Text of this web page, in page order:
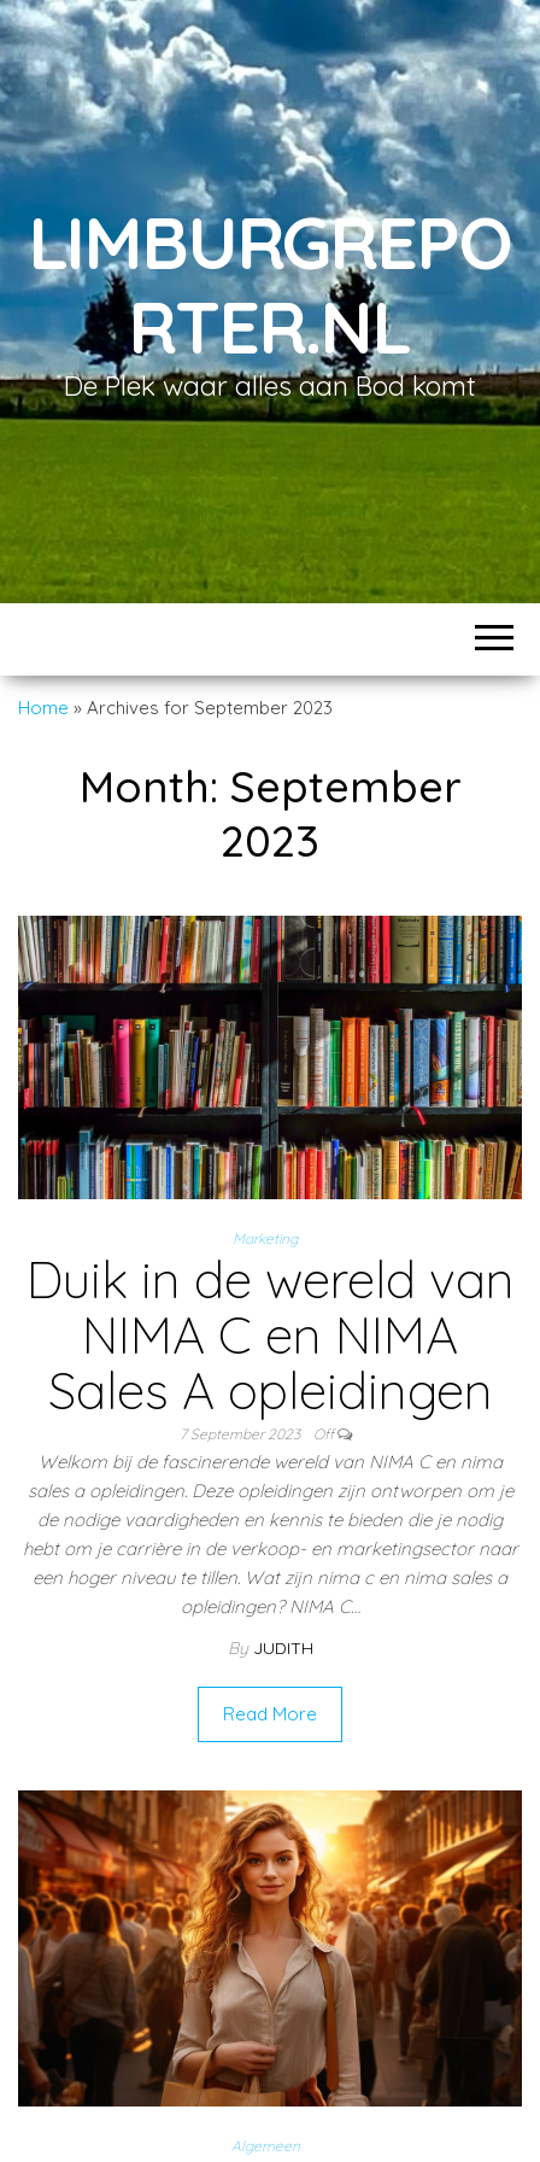
LIMBURGREPO
RTER.NL
De Plek waar alles aan Bod komt
Home » Archives for September 2023
Month: September
2023
Marketing
Duik in de wereld van
NIMA C en NIMA
Sales A opleidingen
7 September 2023 Off
Welkom bij de fascinerende wereld van NIMA C en nima
sales a opleidingen. Deze opleidingen zijn ontworpen om je
de nodige vaardigheden en kennis te bieden die je nodig
hebt om je carrière in de verkoop- en marketingsector naar
een hoger niveau te tillen. Wat zijn nima c en nima sales a
opleidingen? NIMA C…
By JUDITH
Read More
Algemeen